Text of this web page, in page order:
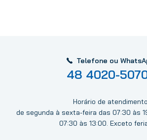
Telefone ou
48 4020-
Horário de atendimento
de segunda à sexta-feira das 07:30 às
07:30 às 13:00. Exceto